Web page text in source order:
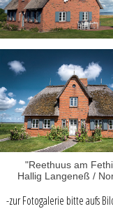
"Reethuus am
Hallig Langeneß /
-zur Fotogalerie bitte aufs